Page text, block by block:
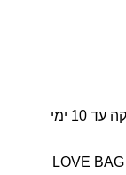
שימו לב! מינימום 10 יח' ממוצר להזמנה. אספקה עד 10 ימי